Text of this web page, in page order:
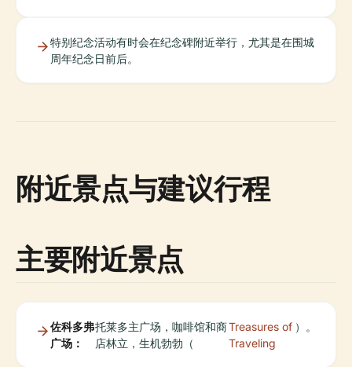
特别纪念活动有时会在纪念碑附近举行，尤其是在围城
周年纪念日前后。
附近景点与建议行程
主要附近景点
佐科多弗
广场：
托莱多主广场，咖啡馆和商
店林立，生机勃勃（
Treasures of
Traveling
）。